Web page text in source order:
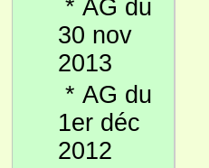
* AG du
30 nov
2013
* AG du
1er déc
2012